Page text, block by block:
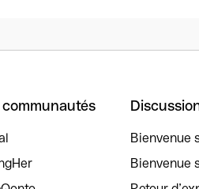
communautés
Bienvenue
Bienvenue